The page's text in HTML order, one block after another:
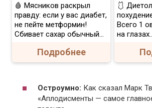
🩸 Мясников раскрыл
правду: если у вас диабет,
не пейте метформин!
Сбивает сахар обычный...
Подробнее
🩱
Всего 1
на
Остроумно: Как сказал Марк
«Аплодисменты — самое